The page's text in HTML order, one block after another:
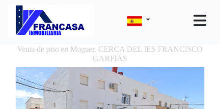
Venta de piso en Moguer, CERCA DEL IES FRANCISCO
GARFIAS